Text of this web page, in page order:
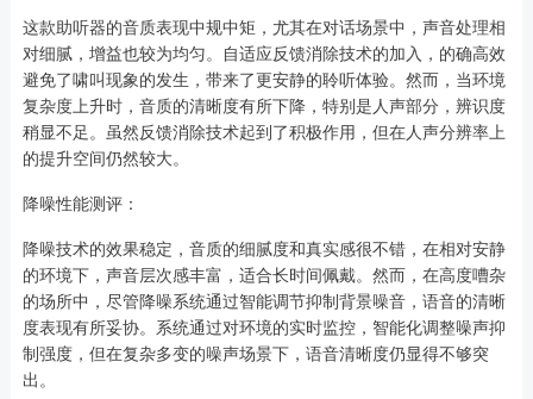
这款助听器的音质表现中规中矩，尤其在对话场景中，声音处理相
对细腻，增益也较为均匀。自适应反馈消除技术的加入，的确高效
避免了啸叫现象的发生，带来了更安静的聆听体验。然而，当环境
复杂度上升时，音质的清晰度有所下降，特别是人声部分，辨识度
稍显不足。虽然反馈消除技术起到了积极作用，但在人声分辨率上
的提升空间仍然较大。
降噪性能测评：
降噪技术的效果稳定，音质的细腻度和真实感很不错，在相对安静
的环境下，声音层次感丰富，适合长时间佩戴。然而，在高度嘈杂
的场所中，尽管降噪系统通过智能调节抑制背景噪音，语音的清晰
度表现有所妥协。系统通过对环境的实时监控，智能化调整噪声抑
制强度，但在复杂多变的噪声场景下，语音清晰度仍显得不够突
出。